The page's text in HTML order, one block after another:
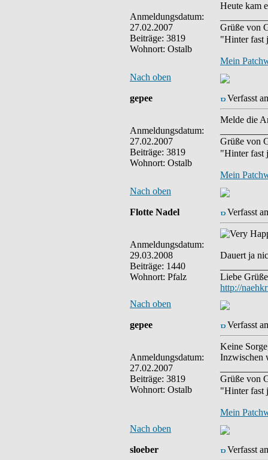
Anmeldungsdatum:
27.02.2007
Beiträge: 3819
Wohnort: Ostalb
Heute kam
Grüße von
"Hinter fast
Mein
Nach oben
gepee
Anmeldungsdatum:
27.02.2007
Beiträge: 3819
Wohnort: Ostalb
Verfasst
Melde die
Grüße von
"Hinter fast
Mein
Nach oben
Flotte Nadel
Anmeldungsdatum:
29.03.2008
Beiträge: 1440
Wohnort: Pfalz
Verfasst
Dauert ja
Liebe
http://
Nach oben
gepee
Anmeldungsdatum:
27.02.2007
Beiträge: 3819
Wohnort: Ostalb
Verfasst
Keine
Inzwischen
Grüße von
"Hinter fast
Mein
Nach oben
sloeber Verfasst